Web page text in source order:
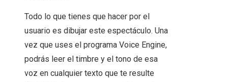
Todo lo que tienes que hacer por el
usuario es dibujar este espectáculo. Una
vez que uses el programa Voice Engine,
podrás leer el timbre y el tono de esa
voz en cualquier texto que te resulte